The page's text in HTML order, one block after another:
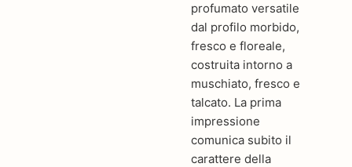
profumato versatile
dal profilo morbido,
fresco e floreale,
costruita intorno a
muschiato, fresco e
talcato. La prima
impressione
comunica subito il
carattere della